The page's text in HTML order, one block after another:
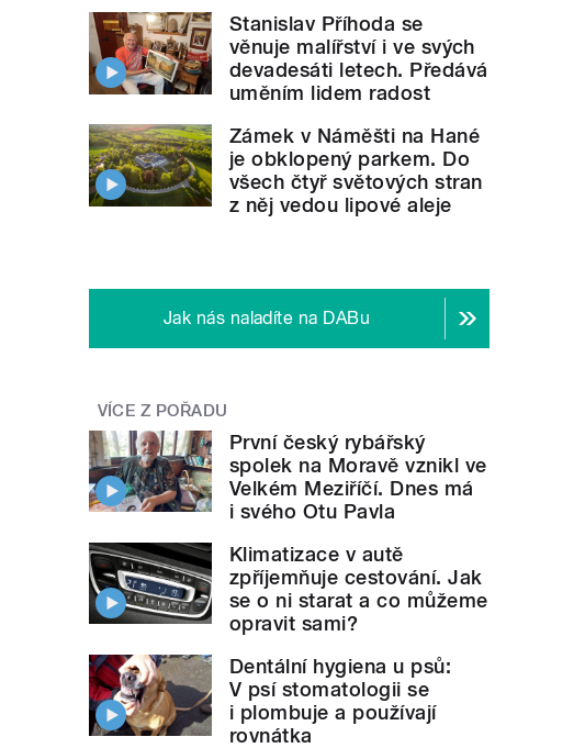
Stanislav Příhoda se
věnuje malířství i ve svých
devadesáti letech. Předává
uměním lidem radost
Zámek v Náměšti na Hané
je obklopený parkem. Do
všech čtyř světových stran
z něj vedou lipové aleje
Jak nás naladíte na DABu
VÍCE Z POŘADU
První český rybářský
spolek na Moravě vznikl ve
Velkém Meziříčí. Dnes má
i svého Otu Pavla
Klimatizace v autě
zpříjemňuje cestování. Jak
se o ni starat a co můžeme
opravit sami?
Dentální hygiena u psů:
V psí stomatologii se
i plombuje a používají
rovnátka